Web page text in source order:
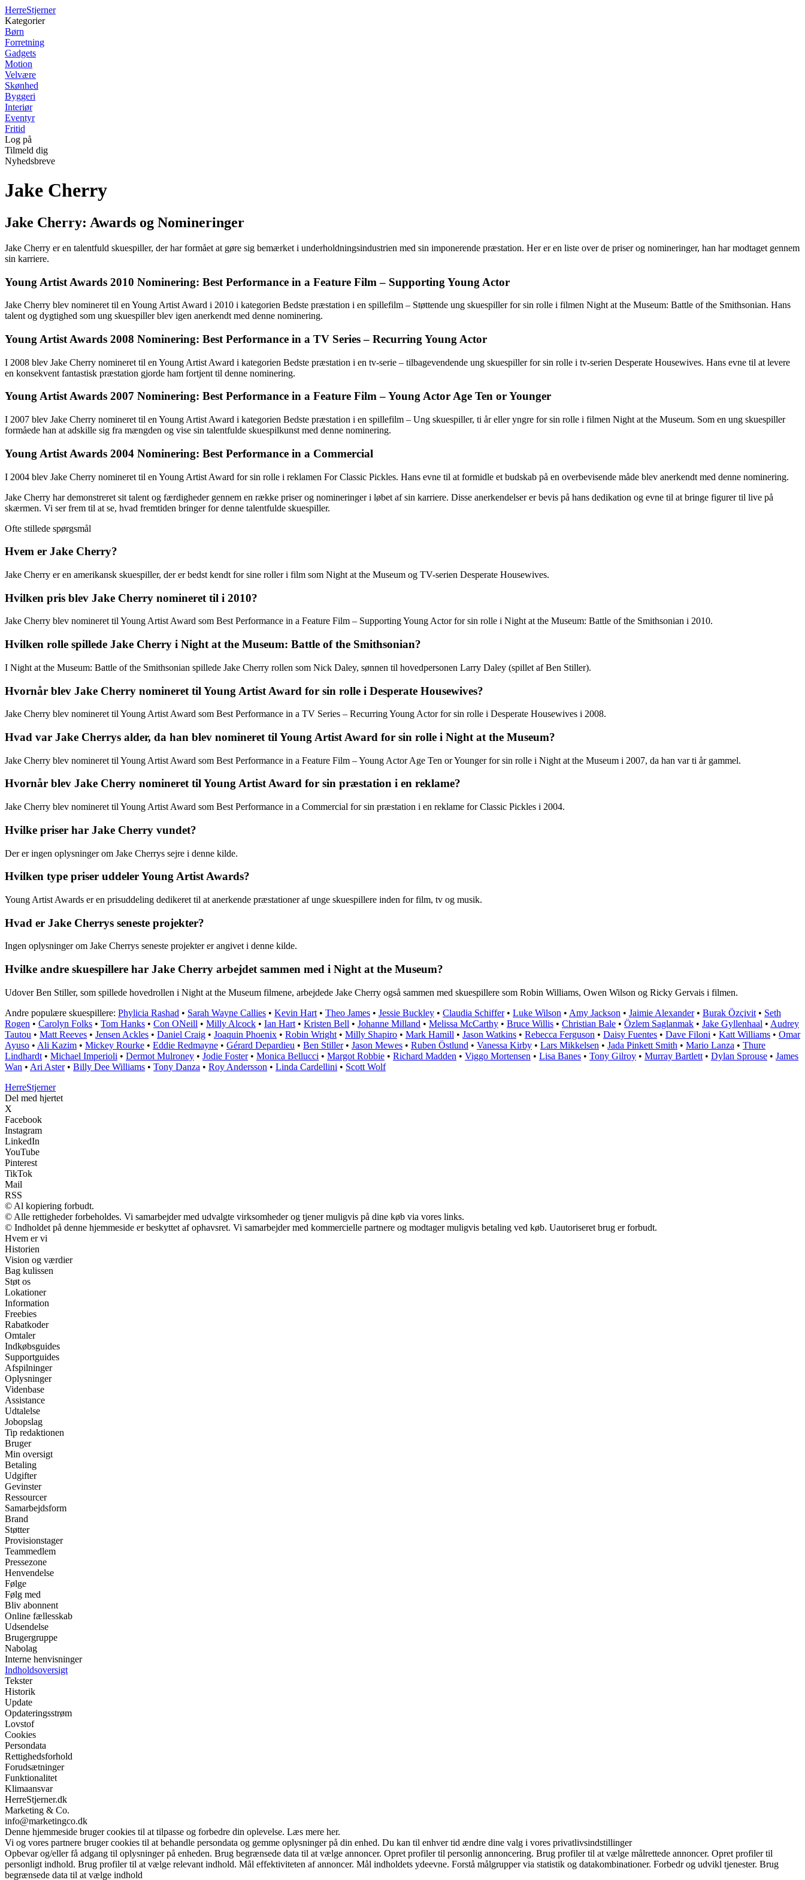
HerreStjerner
Kategorier
Børn
Forretning
Gadgets
Motion
Velvære
Skønhed
Byggeri
Interiør
Eventyr
Fritid
Log på
Tilmeld dig
Nyhedsbreve
Jake Cherry
Jake Cherry: Awards og Nomineringer
Jake Cherry er en talentfuld skuespiller, der har formået at gøre sig bemærket i underholdningsindustrien med sin imponerende præstation. Her er en liste over de priser og nomineringer, han har modtaget gennem
sin karriere.
Young Artist Awards 2010 Nominering: Best Performance in a Feature Film – Supporting Young Actor
Jake Cherry blev nomineret til en Young Artist Award i 2010 i kategorien Bedste præstation i en spillefilm – Støttende ung skuespiller for sin rolle i filmen Night at the Museum: Battle of the Smithsonian. Hans
talent og dygtighed som ung skuespiller blev igen anerkendt med denne nominering.
Young Artist Awards 2008 Nominering: Best Performance in a TV Series – Recurring Young Actor
I 2008 blev Jake Cherry nomineret til en Young Artist Award i kategorien Bedste præstation i en tv-serie – tilbagevendende ung skuespiller for sin rolle i tv-serien Desperate Housewives. Hans evne til at levere
en konsekvent fantastisk præstation gjorde ham fortjent til denne nominering.
Young Artist Awards 2007 Nominering: Best Performance in a Feature Film – Young Actor Age Ten or Younger
I 2007 blev Jake Cherry nomineret til en Young Artist Award i kategorien Bedste præstation i en spillefilm – Ung skuespiller, ti år eller yngre for sin rolle i filmen Night at the Museum. Som en ung skuespiller
formåede han at adskille sig fra mængden og vise sin talentfulde skuespilkunst med denne nominering.
Young Artist Awards 2004 Nominering: Best Performance in a Commercial
I 2004 blev Jake Cherry nomineret til en Young Artist Award for sin rolle i reklamen For Classic Pickles. Hans evne til at formidle et budskab på en overbevisende måde blev anerkendt med denne nominering.
Jake Cherry har demonstreret sit talent og færdigheder gennem en række priser og nomineringer i løbet af sin karriere. Disse anerkendelser er bevis på hans dedikation og evne til at bringe figurer til live på
skærmen. Vi ser frem til at se, hvad fremtiden bringer for denne talentfulde skuespiller.
Ofte stillede spørgsmål
Hvem er Jake Cherry?
Jake Cherry er en amerikansk skuespiller, der er bedst kendt for sine roller i film som Night at the Museum og TV-serien Desperate Housewives.
Hvilken pris blev Jake Cherry nomineret til i 2010?
Jake Cherry blev nomineret til Young Artist Award som Best Performance in a Feature Film – Supporting Young Actor for sin rolle i Night at the Museum: Battle of the Smithsonian i 2010.
Hvilken rolle spillede Jake Cherry i Night at the Museum: Battle of the Smithsonian?
I Night at the Museum: Battle of the Smithsonian spillede Jake Cherry rollen som Nick Daley, sønnen til hovedpersonen Larry Daley (spillet af Ben Stiller).
Hvornår blev Jake Cherry nomineret til Young Artist Award for sin rolle i Desperate Housewives?
Jake Cherry blev nomineret til Young Artist Award som Best Performance in a TV Series – Recurring Young Actor for sin rolle i Desperate Housewives i 2008.
Hvad var Jake Cherrys alder, da han blev nomineret til Young Artist Award for sin rolle i Night at the Museum?
Jake Cherry blev nomineret til Young Artist Award som Best Performance in a Feature Film – Young Actor Age Ten or Younger for sin rolle i Night at the Museum i 2007, da han var ti år gammel.
Hvornår blev Jake Cherry nomineret til Young Artist Award for sin præstation i en reklame?
Jake Cherry blev nomineret til Young Artist Award som Best Performance in a Commercial for sin præstation i en reklame for Classic Pickles i 2004.
Hvilke priser har Jake Cherry vundet?
Der er ingen oplysninger om Jake Cherrys sejre i denne kilde.
Hvilken type priser uddeler Young Artist Awards?
Young Artist Awards er en prisuddeling dedikeret til at anerkende præstationer af unge skuespillere inden for film, tv og musik.
Hvad er Jake Cherrys seneste projekter?
Ingen oplysninger om Jake Cherrys seneste projekter er angivet i denne kilde.
Hvilke andre skuespillere har Jake Cherry arbejdet sammen med i Night at the Museum?
Udover Ben Stiller, som spillede hovedrollen i Night at the Museum filmene, arbejdede Jake Cherry også sammen med skuespillere som Robin Williams, Owen Wilson og Ricky Gervais i filmen.
Andre populære skuespillere: Phylicia Rashad • Sarah Wayne Callies • Kevin Hart • Theo James • Jessie Buckley • Claudia Schiffer• Luke Wilson • Amy Jackson • Jaimie Alexander• Burak Özçivit • Seth
Rogen • Carolyn Folks • Tom Hanks • Con ONeill • Milly Alcock • Ian Hart • Kristen Bell • Johanne Milland • Melissa McCarthy • Bruce Willis • Christian Bale • Özlem Saglanmak • Jake Gyllenhaal • Audrey
Tautou • Matt Reeves • Jensen Ackles • Daniel Craig • Joaquin Phoenix • Robin Wright • Milly Shapiro • Mark Hamill • Jason Watkins • Rebecca Ferguson • Daisy Fuentes • Dave Filoni • Katt Williams • Omar
Ayuso • Ali Kazim • Mickey Rourke • Eddie Redmayne • Gérard Depardieu • Ben Stiller• Jason Mewes • Ruben Östlund • Vanessa Kirby • Lars Mikkelsen • Jada Pinkett Smith • Mario Lanza • Thure
Lindhardt • Michael Imperioli • Dermot Mulroney • Jodie Foster• Monica Bellucci • Margot Robbie • Richard Madden • Viggo Mortensen • Lisa Banes • Tony Gilroy • Murray Bartlett • Dylan Sprouse • James
Wan • Ari Aster• Billy Dee Williams • Tony Danza • Roy Andersson • Linda Cardellini • Scott Wolf
HerreStjerner
Del med hjertet
X
Facebook
Instagram
LinkedIn
YouTube
Pinterest
TikTok
Mail
RSS
© Al kopiering forbudt.
© Alle rettigheder forbeholdes. Vi samarbejder med udvalgte virksomheder og tjener muligvis på dine køb via vores links.
© Indholdet på denne hjemmeside er beskyttet af ophavsret. Vi samarbejder med kommercielle partnere og modtager muligvis betaling ved køb. Uautoriseret brug er forbudt.
Hvem er vi
Historien
Vision og værdier
Bag kulissen
Støt os
Lokationer
Information
Freebies
Rabatkoder
Omtaler
Indkøbsguides
Supportguides
Afspilninger
Oplysninger
Videnbase
Assistance
Udtalelse
Jobopslag
Tip redaktionen
Bruger
Min oversigt
Betaling
Udgifter
Gevinster
Ressourcer
Samarbejdsform
Brand
Støtter
Provisionstager
Teammedlem
Pressezone
Henvendelse
Følge
Følg med
Bliv abonnent
Online fællesskab
Udsendelse
Brugergruppe
Nabolag
Interne henvisninger
Indholdsoversigt
Tekster
Historik
Update
Opdateringsstrøm
Lovstof
Cookies
Persondata
Rettighedsforhold
Forudsætninger
Funktionalitet
Klimaansvar
HerreStjerner.dk
Marketing & Co.
info@marketingco.dk
Denne hjemmeside bruger cookies til at tilpasse og forbedre din oplevelse. Læs mere her.
Vi og vores partnere bruger cookies til at behandle persondata og gemme oplysninger på din enhed. Du kan til enhver tid ændre dine valg i vores privatlivsindstillinger
Opbevar og/eller få adgang til oplysninger på enheden. Brug begrænsede data til at vælge annoncer. Opret profiler til personlig annoncering. Brug profiler til at vælge målrettede annoncer. Opret profiler til
personligt indhold. Brug profiler til at vælge relevant indhold. Mål effektiviteten af annoncer. Mål indholdets ydeevne. Forstå målgrupper via statistik og datakombinationer. Forbedr og udvikl tjenester. Brug
begrænsede data til at vælge indhold